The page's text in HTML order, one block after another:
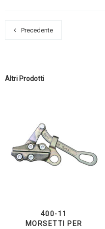
Precedente
Altri Prodotti
400-11
MORSETTI PER